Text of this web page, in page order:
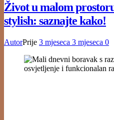
Život u malom
stylish: saznajte kako!
AutorPrije 3 mjeseca 3 mjeseca 0